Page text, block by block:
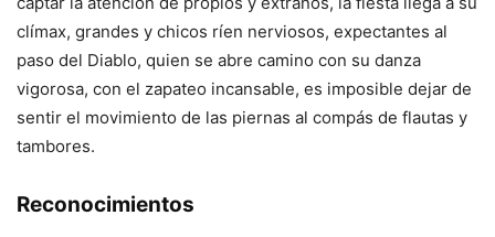
clímax, grandes y chicos ríen nerviosos, expectantes al
paso del Diablo, quien se abre camino con su danza
vigorosa, con el zapateo incansable, es imposible dejar de
sentir el movimiento de las piernas al compás de flautas y
tambores.
Reconocimientos